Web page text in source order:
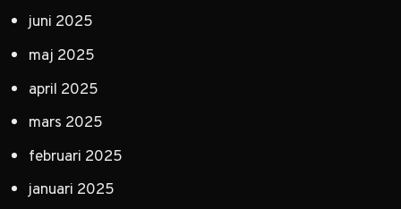
juni 2025
maj 2025
april 2025
mars 2025
februari 2025
januari 2025